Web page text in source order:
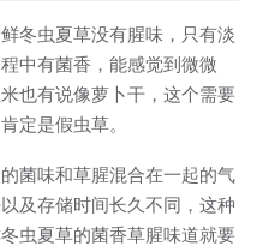
冬虫夏草没有腥味，只有淡
中有菌香，能感觉到微微
也有说像萝卜干，这个需要
定是假虫草。
菌味和草腥混合在一起的气
及存储时间长久不同，这种
虫夏草的菌香草腥味道就要